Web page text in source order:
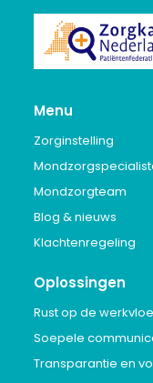
Menu
Zorginstelling
Mondzorgteam
Blog & nieuws
Klachtenregeling
Oplossingen
Rust op de
Soepele
Transparantie en